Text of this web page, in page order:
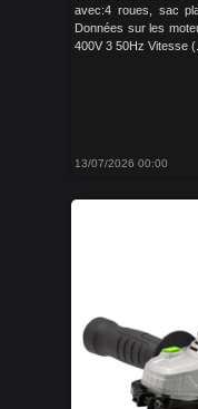
avec:4 roues, sac
Données sur les
400V 3 50Hz Vitesse
13/07/2026 00:00